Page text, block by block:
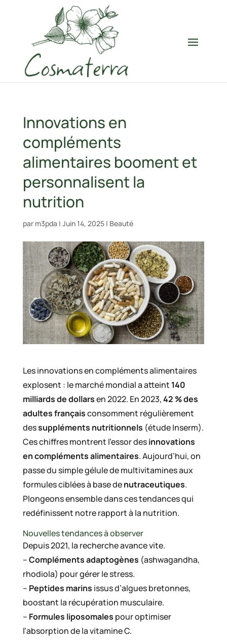
Innovations en
compléments
alimentaires booment et
personnalisent la
nutrition
par m3pda | Juin 14, 2025| Beauté
Les innovations en compléments alimentaires
explosent : le marché mondial a atteint 140
milliards de dollarsen 2022. En 2023,42 % des
adultes françaisconsomment régulièrement
dessuppléments nutritionnels (étude Inserm).
Ces chiffres montrent l’essor desinnovations
en compléments alimentaires. Aujourd’hui, on
passe du simple gélule de multivitamines aux
formules ciblées à base denutraceutiques.
Plongeons ensemble dans ces tendances qui
redéfinissent notre rapport à la nutrition.
Nouvelles tendances à observer
Depuis 2021, la recherche avance vite.
–Compléments adaptogènes (ashwagandha,
rhodiola) pour gérer le stress.
– Peptides marins issus d’algues bretonnes,
boostant la récupération musculaire.
– Formules liposomales pour optimiser
l’absorption de la vitamine C.